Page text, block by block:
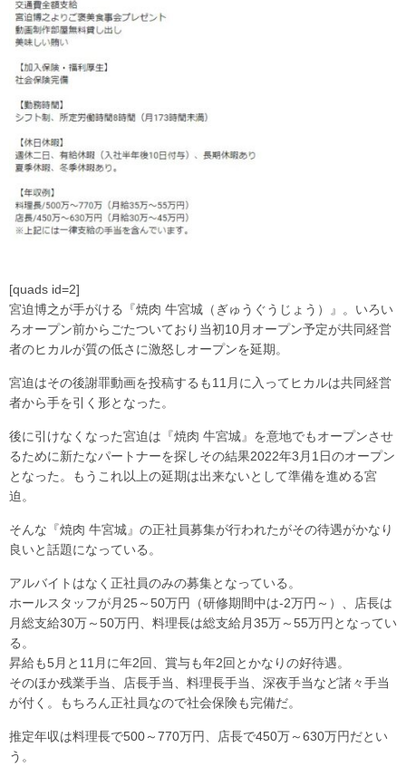
[quads id=2]
宮迫博之が手がける『焼肉 牛宮城（ぎゅうぐうじょう）』。いろい
ろオープン前からごたついており当初10月オープン予定が共同経営
者のヒカルが質の低さに激怒しオープンを延期。
宮迫はその後謝罪動画を投稿するも11月に入ってヒカルは共同経営
者から手を引く形となった。
後に引けなくなった宮迫は『焼肉 牛宮城』を意地でもオープンさせ
るために新たなパートナーを探しその結果2022年3月1日のオープン
となった。もうこれ以上の延期は出来ないとして準備を進める宮
迫。
そんな『焼肉 牛宮城』の正社員募集が行われたがその待遇がかなり
良いと話題になっている。
アルバイトはなく正社員のみの募集となっている。
ホールスタッフが月25～50万円（研修期間中は-2万円～）、店長は
月総支給30万～50万円、料理長は総支給月35万～55万円となってい
る。
昇給も5月と11月に年2回、賞与も年2回とかなりの好待遇。
そのほか残業手当、店長手当、料理長手当、深夜手当など諸々手当
が付く。もちろん正社員なので社会保険も完備だ。
推定年収は料理長で500～770万円、店長で450万～630万円だとい
う。